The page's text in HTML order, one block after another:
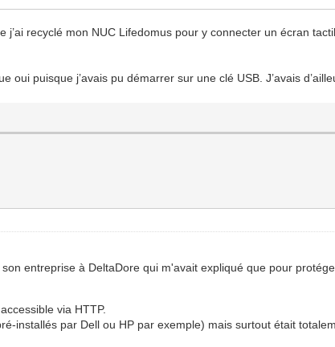
recyclé mon NUC Lifedomus pour y connecter un écran
oui puisque j’avais pu démarrer sur une clé USB. J’avais
entreprise à DeltaDore qui m'avait expliqué que pour
via HTTP.
installés par Dell ou HP par exemple) mais surtout était